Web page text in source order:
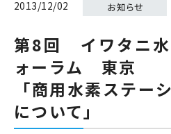
2013/12/02
第8回 イワタニ水
ォーラム 東京
「商用水素ステー
について」